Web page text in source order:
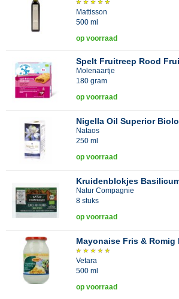
Mattisson
500 ml
op voorraad
Spelt Fruitreep Rood
Molenaartje
180 gram
op voorraad
Nigella Oil Superior
Nataos
250 ml
op voorraad
Kruidenblokjes
Natur Compagnie
8 stuks
op voorraad
Mayonaise Fris &
Vetara
500 ml
op voorraad